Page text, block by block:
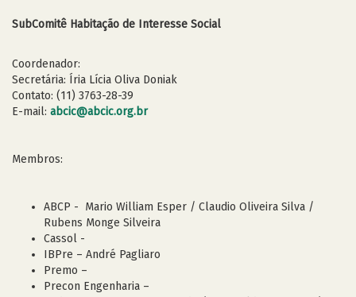
SubComitê Habitação de Interesse Social
Coordenador:
Secretária: Íria Lícia Oliva Doniak
Contato: (11) 3763-28-39
E-mail: abcic@abcic.org.br
Membros:
ABCP - Mario William Esper / Claudio Oliveira Silva /
Rubens Monge Silveira
Cassol -
IBPre – André Pagliaro
Premo –
Precon Engenharia –